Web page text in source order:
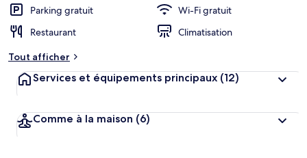
Parking gratuit
Wi-Fi gratuit
Restaurant
Climatisation
Tout afficher
Services et équipements principaux (12)
Comme à la maison (6)